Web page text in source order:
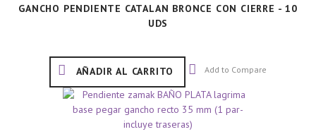
GANCHO PENDIENTE CATALAN BRONCE CON CIERRE - 10
UDS
AÑADIR AL CARRITO Add to Compare